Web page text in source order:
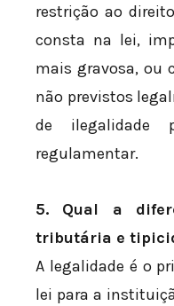
restrição ao
consta na lei,
mais gravosa, ou
não previstos
de ilegalidade
regulamentar.
5. Qual a
tributária e
A legalidade é o
lei para a